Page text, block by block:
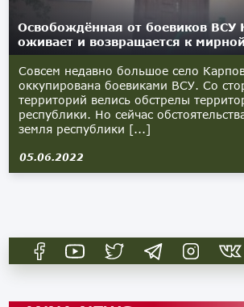
Освобождённая от боевиков ВСУ
оживает и возвращается к
Совсем недавно большое село
оккупирована боевиками ВСУ. Со
территорий велись обстрелы
республики. Но сейчас
земля республики [...]
05.06.2022